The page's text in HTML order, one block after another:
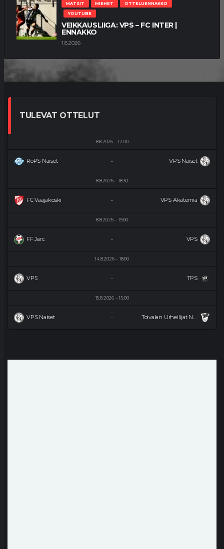
MATSIT MIEHET
OTTELUENNAKKO
YOUTUBE
VEIKKAUSLIIGA: VPS – FC INTER |
ENNAKKO
1.8.2026
TULEVAT OTTELUT
8.8.2026 12:00
RoPS Naiset VPS Naiset
-
8.8.2026 18:30
FC Vaajakoski VPS Akatemia
-
8.8.2026 19:00
FF Jaro VPS
-
14.8.2026 18:00
VPS TPS
-
15.8.2026 15:00
VPS Naiset Toivalan Urheilijat Naiset
-